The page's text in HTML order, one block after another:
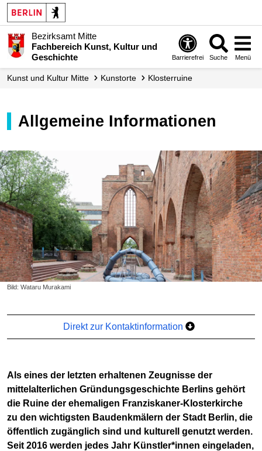
Bezirksamt Mitte
Fachbereich Kunst, Kultur und
Geschichte
Barrierefrei Suche Menü
Kunst und Kultur Mitte Kunstorte Klosterruine
Allgemeine Informationen
Bild: Wataru Murakami
Direkt zur Kontaktinformation
Als eines der letzten erhaltenen Zeugnisse der
mittelalterlichen Gründungsgeschichte Berlins gehört
die Ruine der ehemaligen Franziskaner-Klosterkirche
zu den wichtigsten Baudenkmälern der Stadt Berlin, die
öffentlich zugänglich sind und kulturell genutzt werden.
Seit 2016 werden jedes Jahr Künstler*innen eingeladen,